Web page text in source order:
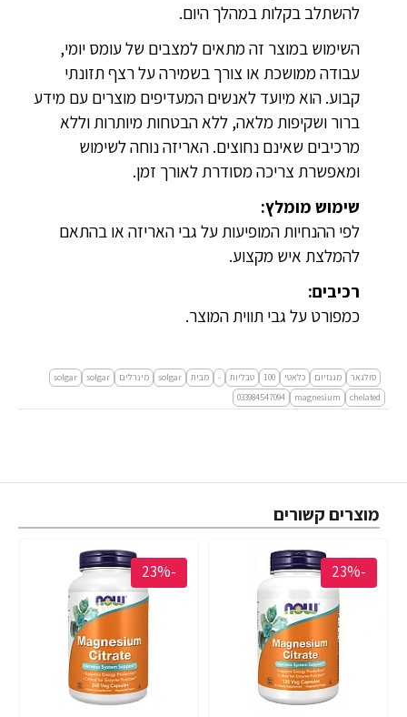
להשתלב בקלות במהלך היום.
השימוש במוצר זה מתאים למצבים של עומס יומי,
עבודה ממושכת או צורך בשמירה על רצף תזונתי
קבוע. הוא מיועד לאנשים המעדיפים מוצרים עם מידע
ברור ושקיפות מלאה, ללא הבטחות מיותרות וללא
מרכיבים שאינם נחוצים. האריזה נוחה לשימוש
ומאפשרת צריכה מסודרת לאורך זמן.
שימוש מומלץ:
לפי ההנחיות המופיעות על גבי האריזה או בהתאם
להמלצת איש מקצוע.
רכיבים:
כמפורט על גבי תווית המוצר.
סולגאר מגנזיום כלאטי 100 טבליות - מבית solgar מינרלים solgar
solgar
chelated
magnesium
033984547094
מוצרים קשורים
-23%
-23%